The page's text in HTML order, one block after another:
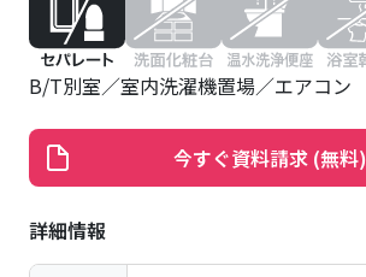
B/T別室 室内洗濯機置場 エアコン
今すぐ資料請求 (無料)
詳細情報